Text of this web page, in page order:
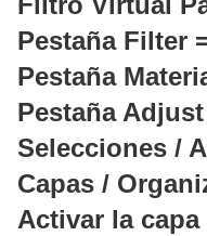
Pestaña Filter
Pestaña
Pestaña
Selecciones /
Capas /
Activar la